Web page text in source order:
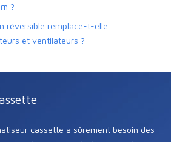
?
réversible remplace-t-elle
et ventilateurs ?
cassette a sûrement besoin des